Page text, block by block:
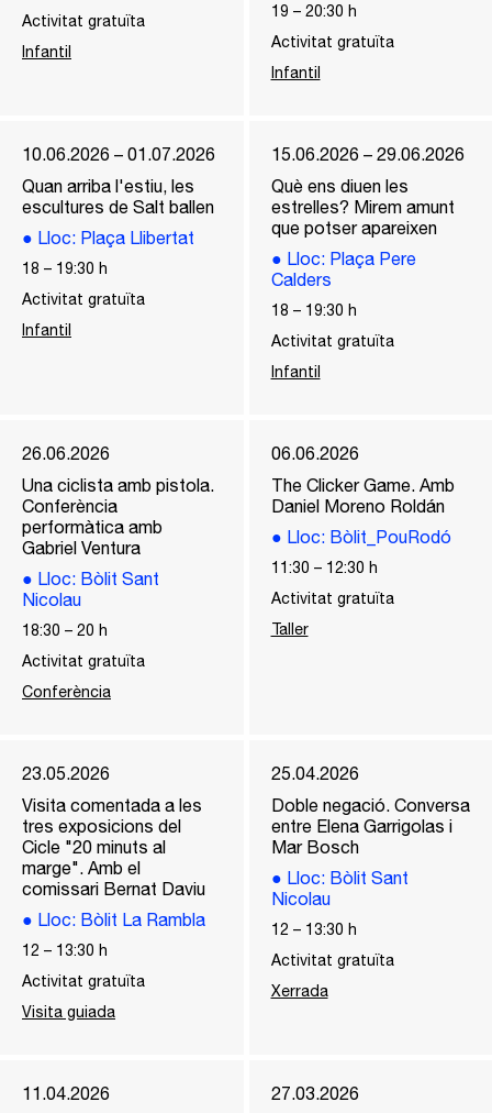
Activitat gratuïta
Infantil
19 – 20:30 h
Activitat gratuïta
Infantil
10.06.2026 – 01.07.2026
Quan arriba l'estiu, les
escultures de Salt ballen
● Lloc: Plaça Llibertat
18 – 19:30 h
Activitat gratuïta
Infantil
15.06.2026 – 29.06.2026
Què ens diuen les
estrelles? Mirem amunt
que potser apareixen
● Lloc: Plaça Pere
Calders
18 – 19:30 h
Activitat gratuïta
Infantil
26.06.2026
Una ciclista amb pistola.
Conferència
performàtica amb
Gabriel Ventura
● Lloc: Bòlit Sant
Nicolau
18:30 – 20 h
Activitat gratuïta
Conferència
06.06.2026
The Clicker Game. Amb
Daniel Moreno Roldán
● Lloc: Bòlit_PouRodó
11:30 – 12:30 h
Activitat gratuïta
Taller
23.05.2026
Visita comentada a les
tres exposicions del
Cicle "20 minuts al
marge". Amb el
comissari Bernat Daviu
● Lloc: Bòlit La Rambla
12 – 13:30 h
Activitat gratuïta
Visita guiada
25.04.2026
Doble negació. Conversa
entre Elena Garrigolas i
Mar Bosch
● Lloc: Bòlit Sant
Nicolau
12 – 13:30 h
Activitat gratuïta
Xerrada
11.04.2026
27.03.2026